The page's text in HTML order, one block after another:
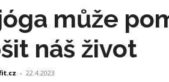
může
náš život
- 22.4.2023